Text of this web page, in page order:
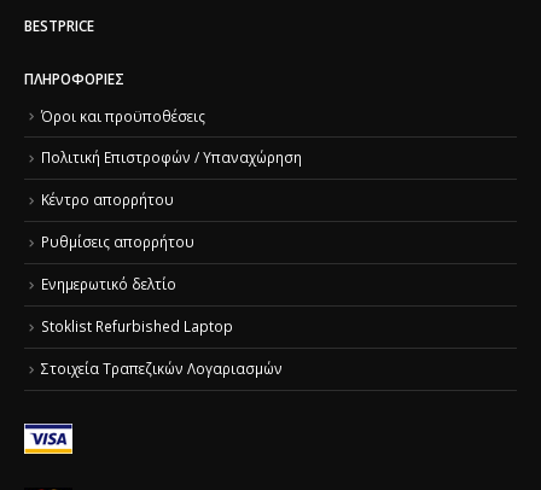
BESTPRICE
ΠΛΗΡΟΦΟΡΊΕΣ
Όροι και προϋποθέσεις
Πολιτική Επιστροφών / Υπαναχώρηση
Κέντρο απορρήτου
Ρυθμίσεις απορρήτου
Ενημερωτικό δελτίο
Stoklist Refurbished Laptop
Στοιχεία Τραπεζικών Λογαριασμών